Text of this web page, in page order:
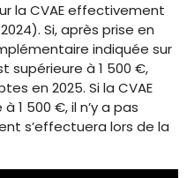
la CVAE effectivement
Si, après prise en
indiquée sur
supérieure à 1 500 €,
en 2025. Si la CVAE
1 500 €, il n’y a pas
s’effectuera lors de la